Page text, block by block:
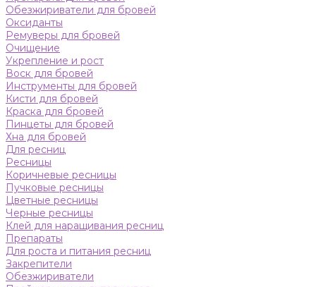
Обезжириватели для бровей
Оксиданты
Ремуверы для бровей
Очищение
Укрепление и рост
Воск для бровей
Инструменты для бровей
Кисти для бровей
Краска для бровей
Пинцеты для бровей
Хна для бровей
Для ресниц
Ресницы
Коричневые ресницы
Пучковые ресницы
Цветные ресницы
Черные ресницы
Клей для наращивания ресниц
Препараты
Для роста и питания ресниц
Закрепители
Обезжириватели